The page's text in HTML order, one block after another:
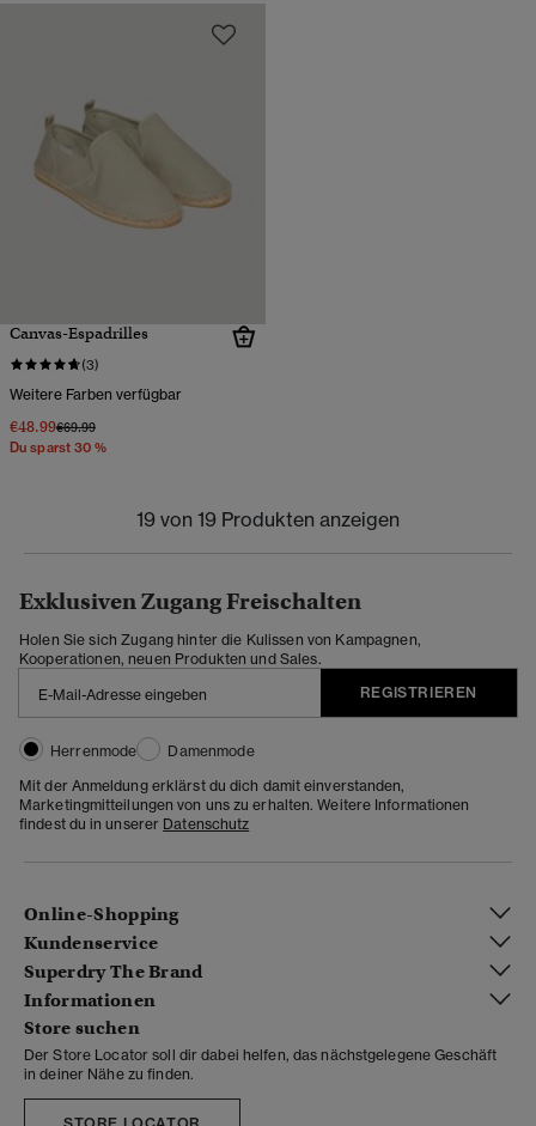
Canvas-Espadrilles
(3)
Weitere Farben verfügbar
€48.99Preis wurde reduziert von
€69.99bis
Du sparst 30 %
19 von 19 Produkten anzeigen
Exklusiven Zugang Freischalten
Holen Sie sich Zugang hinter die Kulissen von Kampagnen,
Kooperationen, neuen Produkten und Sales.
REGISTRIEREN
Herrenmode
Damenmode
Mit der Anmeldung erklärst du dich damit einverstanden,
Marketingmitteilungen von uns zu erhalten. Weitere Informationen
findest du in unserer Datenschutz
Online-Shopping
Kundenservice
Superdry The Brand
Informationen
Store suchen
Der Store Locator soll dir dabei helfen, das nächstgelegene Geschäft
in deiner Nähe zu finden.